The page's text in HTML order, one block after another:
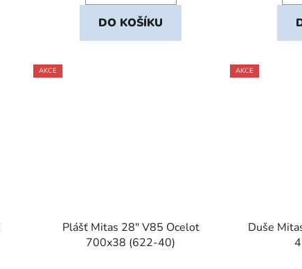
DO KOŠÍKU
AKCE
Plášť Mitas 28" V85 Ocelot
700x38 (622-40)
AKCE
Duše